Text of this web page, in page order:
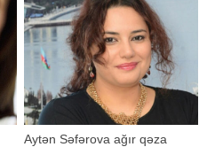
də izləyicilərin ixtiyarına verib.
Sözügedən ekra
Aytən Səfərova ağır qəza